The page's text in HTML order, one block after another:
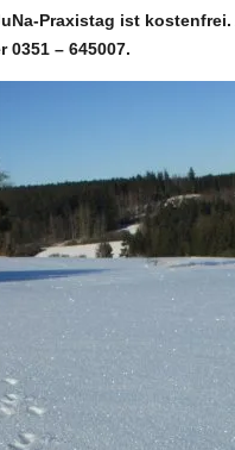
Praxistag ist
0351 – 645007.